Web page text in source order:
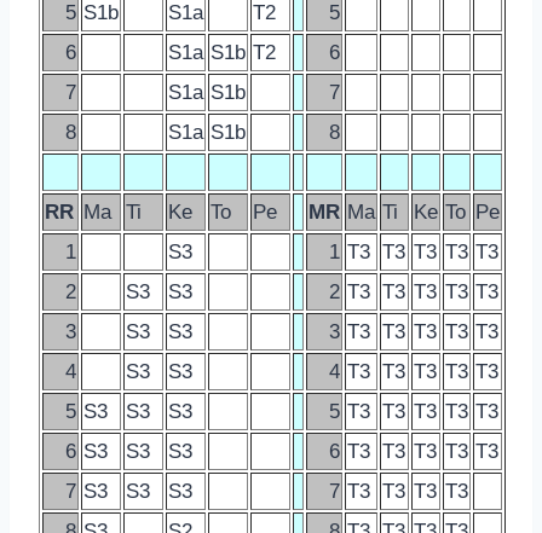
5 S1b S1a T2
5
6
S1a S1b T2
6
7
S1a S1b
7
8
S1a S1b 8
RR Ma Ti Ke To Pe MR Ma Ti Ke To Pe
1
S3 1 T3 T3 T3 T3 T3
2
S3 S3 2 T3 T3 T3 T3 T3
3
S3 S3 3 T3 T3 T3 T3 T3
4
S3 S3 4 T3 T3 T3 T3 T3
5 S3 S3 S3 5 T3 T3 T3 T3 T3
6 S3 S3 S3 6 T3 T3 T3 T3 T3
7 S3 S3 S3 7 T3 T3 T3 T3